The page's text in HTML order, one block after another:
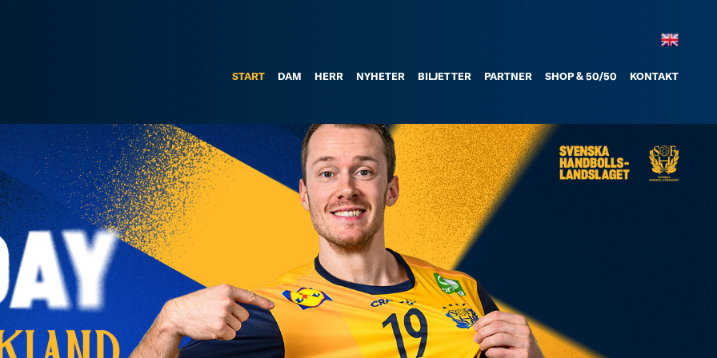
START DAM HERR NYHETER BILJETTER PARTNER SHOP & 50/50 KONTAKT